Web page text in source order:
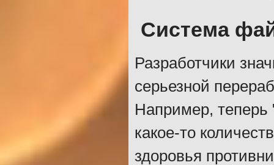
Система
Разработчики
серьезной
Например, теперь
какое-то
здоровья